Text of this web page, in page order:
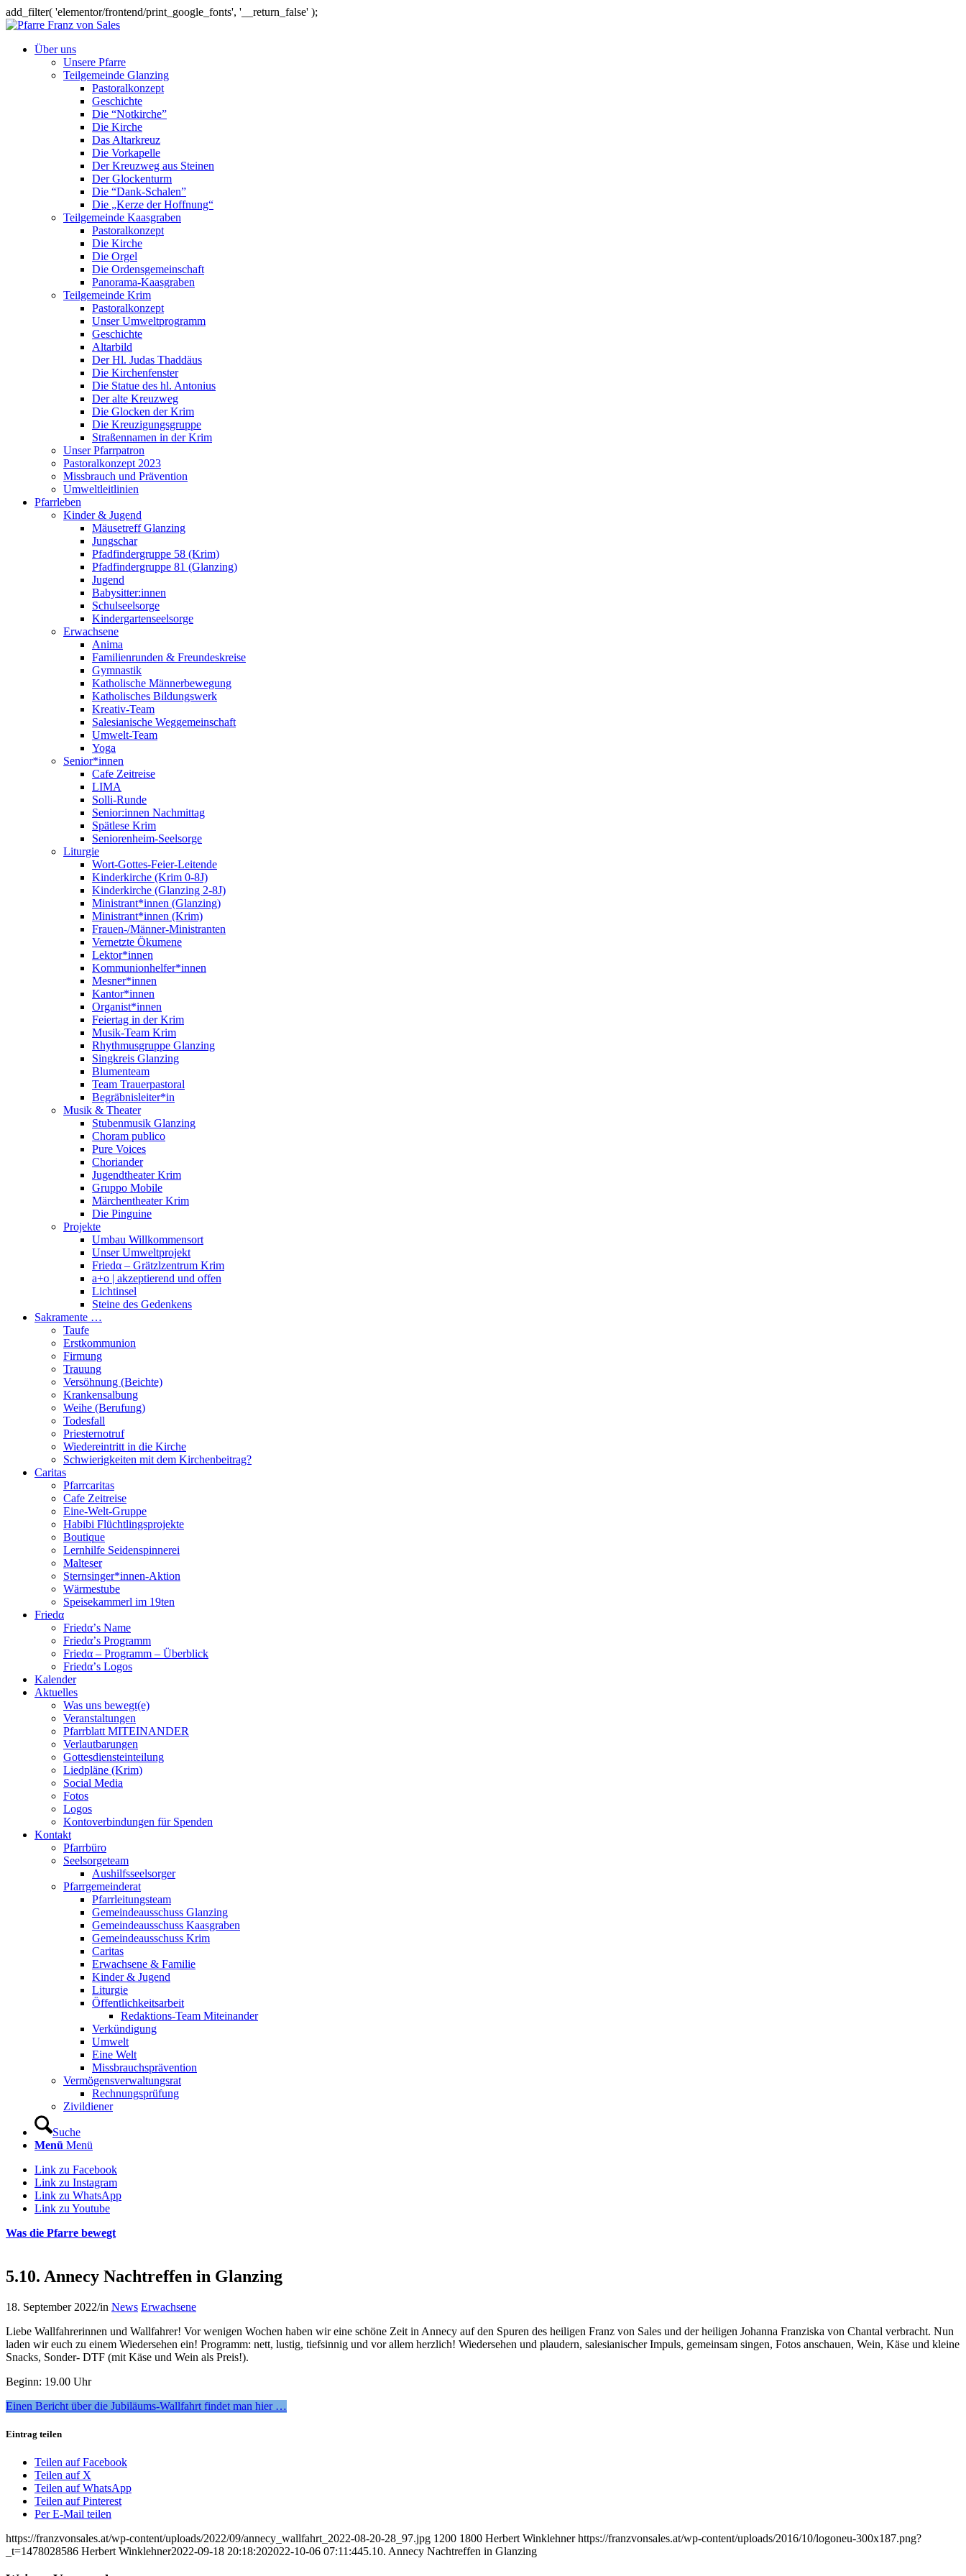
add_filter( 'elementor/frontend/print_google_fonts', '__return_false' );
Über uns
Unsere Pfarre
Teilgemeinde Glanzing
Pastoralkonzept
Geschichte
Die “Notkirche”
Die Kirche
Das Altarkreuz
Die Vorkapelle
Der Kreuzweg aus Steinen
Der Glockenturm
Die “Dank-Schalen”
Die „Kerze der Hoffnung“
Teilgemeinde Kaasgraben
Pastoralkonzept
Die Kirche
Die Orgel
Die Ordensgemeinschaft
Panorama-Kaasgraben
Teilgemeinde Krim
Pastoralkonzept
Unser Umweltprogramm
Geschichte
Altarbild
Der Hl. Judas Thaddäus
Die Kirchenfenster
Die Statue des hl. Antonius
Der alte Kreuzweg
Die Glocken der Krim
Die Kreuzigungsgruppe
Straßennamen in der Krim
Unser Pfarrpatron
Pastoralkonzept 2023
Missbrauch und Prävention
Umweltleitlinien
Pfarrleben
Kinder & Jugend
Mäusetreff Glanzing
Jungschar
Pfadfindergruppe 58 (Krim)
Pfadfindergruppe 81 (Glanzing)
Jugend
Babysitter:innen
Schulseelsorge
Kindergartenseelsorge
Erwachsene
Anima
Familienrunden & Freundeskreise
Gymnastik
Katholische Männerbewegung
Katholisches Bildungswerk
Kreativ-Team
Salesianische Weggemeinschaft
Umwelt-Team
Yoga
Senior*innen
Cafe Zeitreise
LIMA
Solli-Runde
Senior:innen Nachmittag
Spätlese Krim
Seniorenheim-Seelsorge
Liturgie
Wort-Gottes-Feier-Leitende
Kinderkirche (Krim 0-8J)
Kinderkirche (Glanzing 2-8J)
Ministrant*innen (Glanzing)
Ministrant*innen (Krim)
Frauen-/Männer-Ministranten
Vernetzte Ökumene
Lektor*innen
Kommunionhelfer*innen
Mesner*innen
Kantor*innen
Organist*innen
Feiertag in der Krim
Musik-Team Krim
Rhythmusgruppe Glanzing
Singkreis Glanzing
Blumenteam
Team Trauerpastoral
Begräbnisleiter*in
Musik & Theater
Stubenmusik Glanzing
Choram publico
Pure Voices
Choriander
Jugendtheater Krim
Gruppo Mobile
Märchentheater Krim
Die Pinguine
Projekte
Umbau Willkommensort
Unser Umweltprojekt
Friedα – Grätzlzentrum Krim
a+o | akzeptierend und offen
Lichtinsel
Steine des Gedenkens
Sakramente …
Taufe
Erstkommunion
Firmung
Trauung
Versöhnung (Beichte)
Krankensalbung
Weihe (Berufung)
Todesfall
Priesternotruf
Wiedereintritt in die Kirche
Schwierigkeiten mit dem Kirchenbeitrag?
Caritas
Pfarrcaritas
Cafe Zeitreise
Eine-Welt-Gruppe
Habibi Flüchtlingsprojekte
Boutique
Lernhilfe Seidenspinnerei
Malteser
Sternsinger*innen-Aktion
Wärmestube
Speisekammerl im 19ten
Friedα
Friedα’s Name
Friedα’s Programm
Friedα – Programm – Überblick
Friedα’s Logos
Kalender
Aktuelles
Was uns bewegt(e)
Veranstaltungen
Pfarrblatt MITEINANDER
Verlautbarungen
Gottesdiensteinteilung
Liedpläne (Krim)
Social Media
Fotos
Logos
Kontoverbindungen für Spenden
Kontakt
Pfarrbüro
Seelsorgeteam
Aushilfsseelsorger
Pfarrgemeinderat
Pfarrleitungsteam
Gemeindeausschuss Glanzing
Gemeindeausschuss Kaasgraben
Gemeindeausschuss Krim
Caritas
Erwachsene & Familie
Kinder & Jugend
Liturgie
Öffentlichkeitsarbeit
Redaktions-Team Miteinander
Verkündigung
Umwelt
Eine Welt
Missbrauchsprävention
Vermögensverwaltungsrat
Rechnungsprüfung
Zivildiener
Suche
Menü Menü
Link zu Facebook
Link zu Instagram
Link zu WhatsApp
Link zu Youtube
Was die Pfarre bewegt
5.10. Annecy Nachtreffen in Glanzing
18. September 2022/in News Erwachsene
Liebe Wallfahrerinnen und Wallfahrer! Vor wenigen Wochen haben wir eine schöne Zeit in Annecy auf den Spuren des heiligen Franz von Sales und der heiligen Johanna Franziska von Chantal verbracht. Nun
laden wir euch zu einem Wiedersehen ein! Programm: nett, lustig, tiefsinnig und vor allem herzlich! Wiedersehen und plaudern, salesianischer Impuls, gemeinsam singen, Fotos anschauen, Wein, Käse und kleine
Snacks, Sonder- DTF (mit Käse und Wein als Preis!).
Beginn: 19.00 Uhr
Einen Bericht über die Jubiläums-Wallfahrt findet man hier …
Eintrag teilen
Teilen auf Facebook
Teilen auf X
Teilen auf WhatsApp
Teilen auf Pinterest
Per E-Mail teilen
https://franzvonsales.at/wp-content/uploads/2022/09/annecy_wallfahrt_2022-08-20-28_97.jpg 1200 1800 Herbert Winklehner https://franzvonsales.at/wp-content/uploads/2016/10/logoneu-300x187.png?
_t=1478028586 Herbert Winklehner2022-09-18 20:18:202022-10-06 07:11:445.10. Annecy Nachtreffen in Glanzing